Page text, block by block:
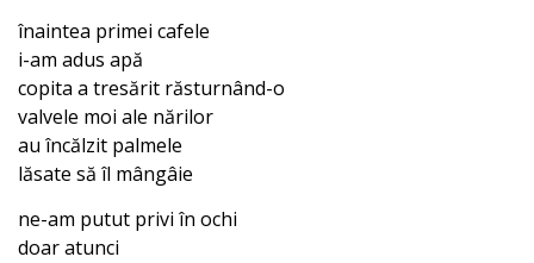
înaintea primei cafele
i-am adus apă
copita a tresărit răsturnând-o
valvele moi ale nărilor
au încălzit palmele
lăsate să îl mângâie
ne-am putut privi în ochi
doar atunci